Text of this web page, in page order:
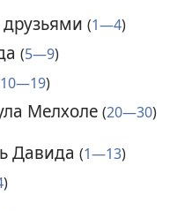
(1—4)
(5—9)
10—19)
Мелхоле (20—30)
Давида (1—13)
)